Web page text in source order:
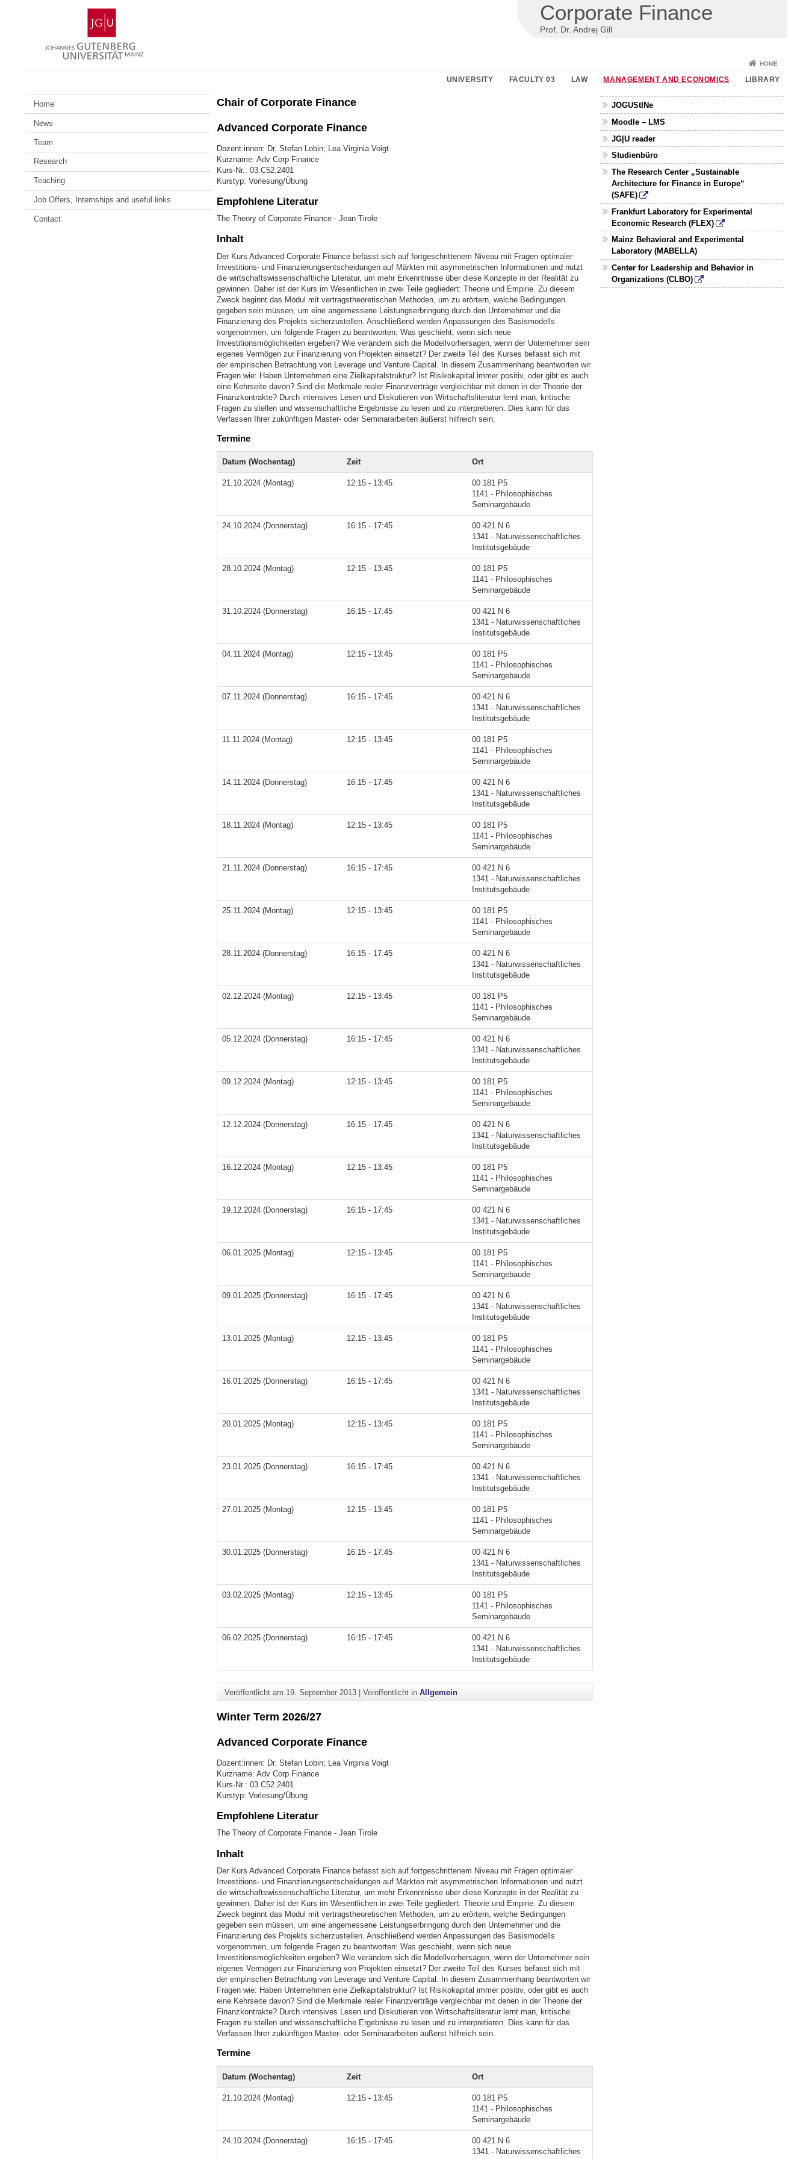
Gutenberg-
Universität
Mainz
Corporate Finance
Prof. Dr. Andrej Gill
HOME
UNIVERSITY FACULTY 03 LAW MANAGEMENT AND ECONOMICS LIBRARY
Home
News
Team
Research
Teaching
Job Offers, Internships and useful links
Contact
Chair of Corporate Finance
Advanced Corporate Finance
Dozent:innen: Dr. Stefan Lobin; Lea Virginia Voigt
Kurzname: Adv Corp Finance
Kurs-Nr.: 03.C52.2401
Kurstyp: Vorlesung/Übung
Empfohlene Literatur
The Theory of Corporate Finance - Jean Tirole
Inhalt
Der Kurs Advanced Corporate Finance befasst sich auf fortgeschrittenem Niveau mit Fragen optimaler
Investitions- und Finanzierungsentscheidungen auf Märkten mit asymmetrischen Informationen und nutzt
die wirtschaftswissenschaftliche Literatur, um mehr Erkenntnisse über diese Konzepte in der Realität zu
gewinnen. Daher ist der Kurs im Wesentlichen in zwei Teile gegliedert: Theorie und Empirie. Zu diesem
Zweck beginnt das Modul mit vertragstheoretischen Methoden, um zu erörtern, welche Bedingungen
gegeben sein müssen, um eine angemessene Leistungserbringung durch den Unternehmer und die
Finanzierung des Projekts sicherzustellen. Anschließend werden Anpassungen des Basismodells
vorgenommen, um folgende Fragen zu beantworten: Was geschieht, wenn sich neue
Investitionsmöglichkeiten ergeben? Wie verändern sich die Modellvorhersagen, wenn der Unternehmer sein
eigenes Vermögen zur Finanzierung von Projekten einsetzt? Der zweite Teil des Kurses befasst sich mit
der empirischen Betrachtung von Leverage und Venture Capital. In diesem Zusammenhang beantworten wir
Fragen wie: Haben Unternehmen eine Zielkapitalstruktur? Ist Risikokapital immer positiv, oder gibt es auch
eine Kehrseite davon? Sind die Merkmale realer Finanzverträge vergleichbar mit denen in der Theorie der
Finanzkontrakte? Durch intensives Lesen und Diskutieren von Wirtschaftsliteratur lernt man, kritische
Fragen zu stellen und wissenschaftliche Ergebnisse zu lesen und zu interpretieren. Dies kann für das
Verfassen Ihrer zukünftigen Master- oder Seminararbeiten äußerst hilfreich sein.
Termine
Datum (Wochentag) Zeit Ort
21.10.2024 (Montag) 12:15 - 13:45
00 181 P5
1141 - Philosophisches
Seminargebäude
24.10.2024 (Donnerstag) 16:15 - 17:45
00 421 N 6
1341 - Naturwissenschaftliches
Institutsgebäude
28.10.2024 (Montag) 12:15 - 13:45
00 181 P5
1141 - Philosophisches
Seminargebäude
31.10.2024 (Donnerstag) 16:15 - 17:45
00 421 N 6
1341 - Naturwissenschaftliches
Institutsgebäude
04.11.2024 (Montag) 12:15 - 13:45
00 181 P5
1141 - Philosophisches
Seminargebäude
07.11.2024 (Donnerstag) 16:15 - 17:45
00 421 N 6
1341 - Naturwissenschaftliches
Institutsgebäude
11.11.2024 (Montag) 12:15 - 13:45
00 181 P5
1141 - Philosophisches
Seminargebäude
14.11.2024 (Donnerstag) 16:15 - 17:45
00 421 N 6
1341 - Naturwissenschaftliches
Institutsgebäude
18.11.2024 (Montag) 12:15 - 13:45
00 181 P5
1141 - Philosophisches
Seminargebäude
21.11.2024 (Donnerstag) 16:15 - 17:45
00 421 N 6
1341 - Naturwissenschaftliches
Institutsgebäude
25.11.2024 (Montag) 12:15 - 13:45
00 181 P5
1141 - Philosophisches
Seminargebäude
28.11.2024 (Donnerstag) 16:15 - 17:45
00 421 N 6
1341 - Naturwissenschaftliches
Institutsgebäude
02.12.2024 (Montag) 12:15 - 13:45
00 181 P5
1141 - Philosophisches
Seminargebäude
05.12.2024 (Donnerstag) 16:15 - 17:45
00 421 N 6
1341 - Naturwissenschaftliches
Institutsgebäude
09.12.2024 (Montag) 12:15 - 13:45
00 181 P5
1141 - Philosophisches
Seminargebäude
12.12.2024 (Donnerstag) 16:15 - 17:45
00 421 N 6
1341 - Naturwissenschaftliches
Institutsgebäude
16.12.2024 (Montag) 12:15 - 13:45
00 181 P5
1141 - Philosophisches
Seminargebäude
19.12.2024 (Donnerstag) 16:15 - 17:45
00 421 N 6
1341 - Naturwissenschaftliches
Institutsgebäude
06.01.2025 (Montag) 12:15 - 13:45
00 181 P5
1141 - Philosophisches
Seminargebäude
09.01.2025 (Donnerstag) 16:15 - 17:45
00 421 N 6
1341 - Naturwissenschaftliches
Institutsgebäude
13.01.2025 (Montag) 12:15 - 13:45
00 181 P5
1141 - Philosophisches
Seminargebäude
16.01.2025 (Donnerstag) 16:15 - 17:45
00 421 N 6
1341 - Naturwissenschaftliches
Institutsgebäude
20.01.2025 (Montag) 12:15 - 13:45
00 181 P5
1141 - Philosophisches
Seminargebäude
23.01.2025 (Donnerstag) 16:15 - 17:45
00 421 N 6
1341 - Naturwissenschaftliches
Institutsgebäude
27.01.2025 (Montag) 12:15 - 13:45
00 181 P5
1141 - Philosophisches
Seminargebäude
30.01.2025 (Donnerstag) 16:15 - 17:45
00 421 N 6
1341 - Naturwissenschaftliches
Institutsgebäude
03.02.2025 (Montag) 12:15 - 13:45
00 181 P5
1141 - Philosophisches
Seminargebäude
06.02.2025 (Donnerstag) 16:15 - 17:45
00 421 N 6
1341 - Naturwissenschaftliches
Institutsgebäude
Veröffentlicht am 19. September 2013 |Veröffentlicht inAllgemein
Winter Term 2026/27
Advanced Corporate Finance
Dozent:innen: Dr. Stefan Lobin; Lea Virginia Voigt
Kurzname: Adv Corp Finance
Kurs-Nr.: 03.C52.2401
Kurstyp: Vorlesung/Übung
Empfohlene Literatur
The Theory of Corporate Finance - Jean Tirole
Inhalt
Der Kurs Advanced Corporate Finance befasst sich auf fortgeschrittenem Niveau mit Fragen optimaler
Investitions- und Finanzierungsentscheidungen auf Märkten mit asymmetrischen Informationen und nutzt
die wirtschaftswissenschaftliche Literatur, um mehr Erkenntnisse über diese Konzepte in der Realität zu
gewinnen. Daher ist der Kurs im Wesentlichen in zwei Teile gegliedert: Theorie und Empirie. Zu diesem
Zweck beginnt das Modul mit vertragstheoretischen Methoden, um zu erörtern, welche Bedingungen
gegeben sein müssen, um eine angemessene Leistungserbringung durch den Unternehmer und die
Finanzierung des Projekts sicherzustellen. Anschließend werden Anpassungen des Basismodells
vorgenommen, um folgende Fragen zu beantworten: Was geschieht, wenn sich neue
Investitionsmöglichkeiten ergeben? Wie verändern sich die Modellvorhersagen, wenn der Unternehmer sein
eigenes Vermögen zur Finanzierung von Projekten einsetzt? Der zweite Teil des Kurses befasst sich mit
der empirischen Betrachtung von Leverage und Venture Capital. In diesem Zusammenhang beantworten wir
Fragen wie: Haben Unternehmen eine Zielkapitalstruktur? Ist Risikokapital immer positiv, oder gibt es auch
eine Kehrseite davon? Sind die Merkmale realer Finanzverträge vergleichbar mit denen in der Theorie der
Finanzkontrakte? Durch intensives Lesen und Diskutieren von Wirtschaftsliteratur lernt man, kritische
Fragen zu stellen und wissenschaftliche Ergebnisse zu lesen und zu interpretieren. Dies kann für das
Verfassen Ihrer zukünftigen Master- oder Seminararbeiten äußerst hilfreich sein.
Termine
Datum (Wochentag) Zeit Ort
21.10.2024 (Montag) 12:15 - 13:45
00 181 P5
1141 - Philosophisches
Seminargebäude
24.10.2024 (Donnerstag) 16:15 - 17:45
00 421 N 6
1341 - Naturwissenschaftliches
JOGUStINe
Moodle – LMS
JG|U reader
Studienbüro
The Research Center „Sustainable
Architecture for Finance in Europe“
(SAFE)
Frankfurt Laboratory for Experimental
Economic Research (FLEX)
Mainz Behavioral and Experimental
Laboratory (MABELLA)
Center for Leadership and Behavior in
Organizations (CLBO)